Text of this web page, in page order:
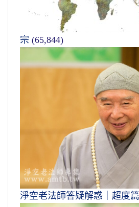
宗 (65,844)
淨空老法師答疑解惑｜超度篇